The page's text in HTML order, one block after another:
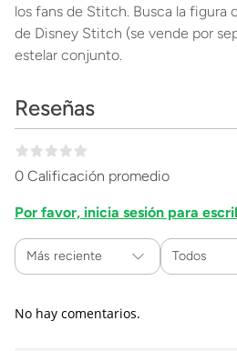
los fans de Stitch. Busca la figura
de Disney Stitch (se vende por
estelar conjunto.
Reseñas
0 Calificación promedio
Por favor, inicia sesión para
Más reciente Todos
No hay comentarios.